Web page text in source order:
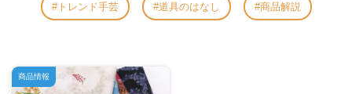
トレンド手芸 道具のはなし 商品解説
商品情報